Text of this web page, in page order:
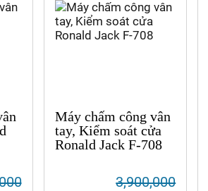
Máy chấm công vân
tay, Kiểm soát cửa
Ronald Jack F-708
3,900,000